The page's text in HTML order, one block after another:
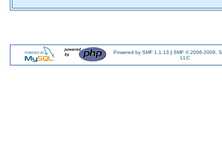
Powered by SMF 1.1.13 | SMF © 2006-2009,
LLC